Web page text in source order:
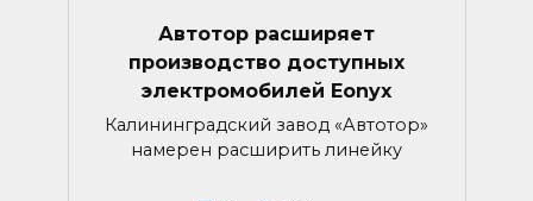
Автотор расширяет
производство доступных
электромобилей Eonyx
Калининградский завод «Автотор»
намерен расширить линейку